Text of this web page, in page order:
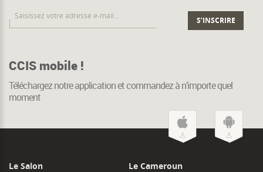
CCIS mobile !
Téléchargez notre application et commandez à n’importe quel
moment
Le Salon Le Cameroun